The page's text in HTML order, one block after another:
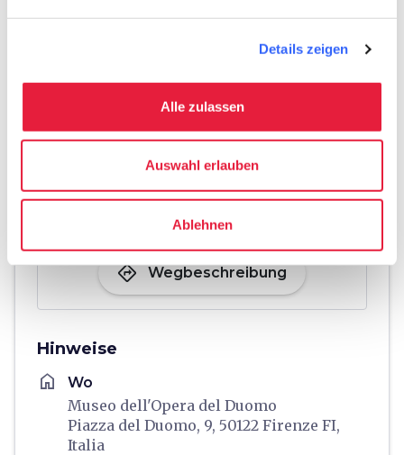
Details zeigen
Alle zulassen
Auswahl erlauben
Ablehnen
directions Wegbeschreibung
Hinweise
home Wo
Museo dell'Opera del Duomo
Piazza del Duomo, 9, 50122 Firenze FI,
Italia